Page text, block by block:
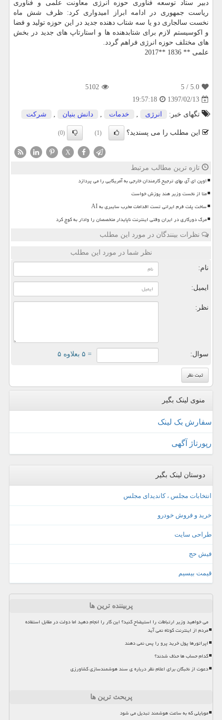
دبیر ستاد توسعه فناوری حوزه انرژی معاونت علمی و فناوری
ریاست جمهوری در ادامه ابراز امیدواری كرد: ظرف شش ماه
نخست سالجاری دو یا سه شتاب دهنده جدید در این حوزه تولید و فضا
و اكوسیستم لازم برای شتابدهنده ها و استارتاپ های جدید در بخش
های مختلف حوزه انرژی فراهم گردد.
علمی ** 1836 **2017
5.0
/ 5
5102
1397/02/13
19:57:18
تگهای خبر:
انرژی , خدمات , دانش بنیان , شركت
این مطلب را می پسندید؟ (1)
(0)
X
تازه ترین مطالب مرتبط
اوپن ای آی بهای ترجیح کارمندان خارجی به آمریکایی را می پردازد
متا از نخست وزیر هند پوزش خواست
ساخت پلت فرم ایرانی تست اقدامات مخرب سایبری به AI
مرگ دورکاری در ایران وقتی اینترنت ناپایدار متخصصان را وادار به کوچ کرد
نظرات بینندگان در مورد این مطلب
نظر شما در مورد این مطلب
نام:
ایمیل:
نظر:
سوال: = ۵ بعلاوه ۵
منوی لینک بگیر
سفارش بک لینک
رپورتاژ آگهی
دوستان لینک بگیر
انتخابات مجلس ، کاندیدای مجلس
خرید و فروش خودرو
طراحی سایت
فیش حج
قیمت بیسیم
پربیننده ترین ها
می خواهید وزیر ارتباطات را استیضاح کنید؟ این کار را انجام دهید اما دولت در مقابل استفاده
مردم از اینترنت کوتاه نمی آید
اپراتورها پول خرید پرو را پس نمی دهند
کدام حساب ها حذف شدند؟
دعوت از نخبگان برای اعلام نظر درباره ی سند هوشمندسازی کشاورزی
پربحث ترین ها
موبایلی که به ساعت هوشمند تبدیل می شود